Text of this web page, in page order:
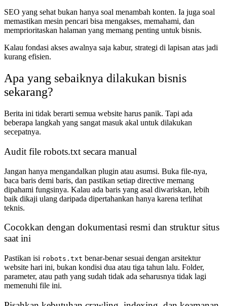
SEO yang sehat bukan hanya soal menambah konten. Ia juga soal
memastikan mesin pencari bisa mengakses, memahami, dan
memprioritaskan halaman yang memang penting untuk bisnis.
Kalau fondasi akses awalnya saja kabur, strategi di lapisan atas jadi
kurang efisien.
Apa yang sebaiknya dilakukan bisnis
sekarang?
Berita ini tidak berarti semua website harus panik. Tapi ada
beberapa langkah yang sangat masuk akal untuk dilakukan
secepatnya.
Audit file robots.txt secara manual
Jangan hanya mengandalkan plugin atau asumsi. Buka file-nya,
baca baris demi baris, dan pastikan setiap directive memang
dipahami fungsinya. Kalau ada baris yang asal diwariskan, lebih
baik dikaji ulang daripada dipertahankan hanya karena terlihat
teknis.
Cocokkan dengan dokumentasi resmi dan struktur situs
saat ini
Pastikan isi robots.txt benar-benar sesuai dengan arsitektur
website hari ini, bukan kondisi dua atau tiga tahun lalu. Folder,
parameter, atau path yang sudah tidak ada seharusnya tidak lagi
memenuhi file ini.